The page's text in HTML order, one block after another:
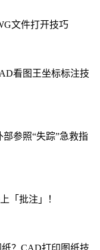
文件打开技巧
看图王坐标标注技
参照“失踪”急救指
「批注」！
？CAD打印图纸技